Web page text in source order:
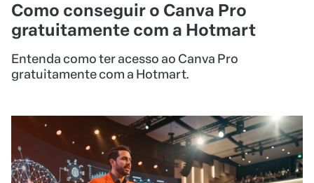
Como conseguir o Canva Pro
gratuitamente com a Hotmart
Entenda como ter acesso ao Canva Pro
gratuitamente com a Hotmart.